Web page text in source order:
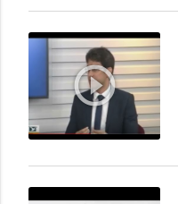
play_circle_outline